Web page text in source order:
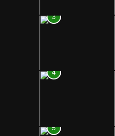
4
5
6